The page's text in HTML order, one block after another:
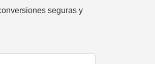
seguras y